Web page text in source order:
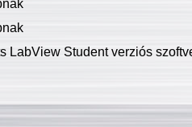
LabView Student verziós